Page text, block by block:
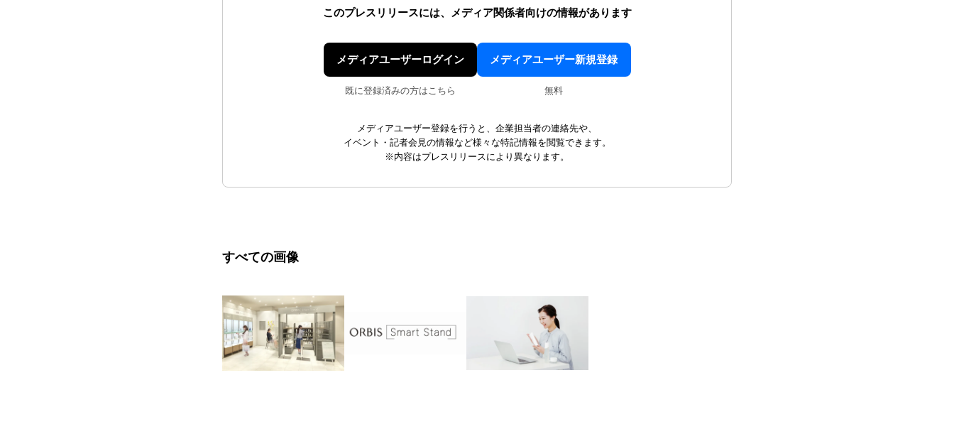
このプレスリリースには、 メディア関係者向けの情報があります
メディアユーザーログイン
既に登録済みの方はこちら
メディアユーザー新規登録
無料
メディアユーザー登録を行うと、企業担当者の連絡先や、
イベント・記者会見の情報など様々な特記情報を閲覧できます。
※内容はプレスリリースにより異なります。
すべての画像